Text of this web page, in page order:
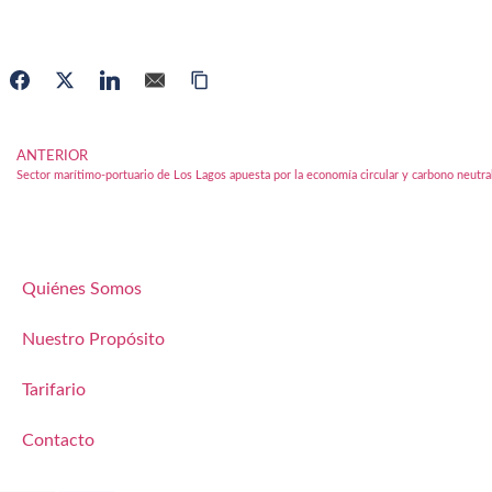
ANTERIOR
Sector marítimo-portuario de Los Lagos apuesta por la economía circular y carbono
Quiénes Somos
Nuestro Propósito
Tarifario
Contacto